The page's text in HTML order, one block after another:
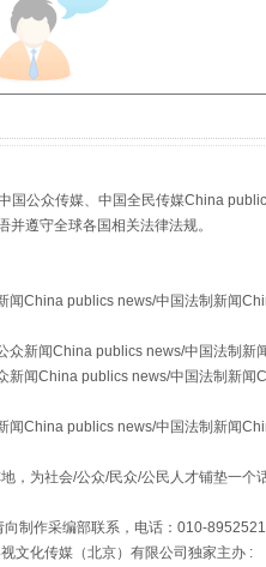
识还要"留白"
国公众传媒、中国全民传媒China
遵守全球各国相关法律法规。
China publics news/中国法制新闻
新闻China publics news/中国法制
闻China publics news/中国法制新
China publics news/中国法制新闻
为社会/公众/民众/公民人才铺垫一个
制作采编部联系，电话：010-
文化传媒（北京）有限公司独家主办 :